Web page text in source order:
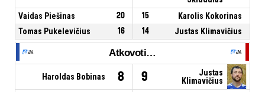
Vaidas Piešinas
20 15
Karolis Kokorinas
Tomas Pukelevičius
16 14 Justas Klimavičius
Atkovoti kamuoliai
Haroldas Bobinas 8 9
Justas
Klimavičius